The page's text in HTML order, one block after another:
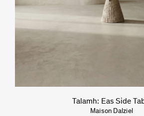
Talamh: Eas Side
Maison Dalziel